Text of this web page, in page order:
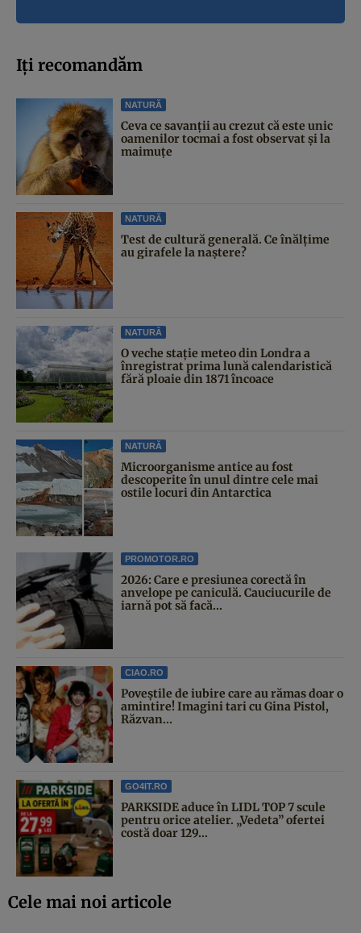
Iți recomandăm
NATURĂ
Ceva ce savanții au crezut că este unic
oamenilor tocmai a fost observat și la
maimuțe
NATURĂ
Test de cultură generală. Ce înălțime
au girafele la naștere?
NATURĂ
O veche stație meteo din Londra a
înregistrat prima lună calendaristică
fără ploaie din 1871 încoace
NATURĂ
Microorganisme antice au fost
descoperite în unul dintre cele mai
ostile locuri din Antarctica
PROMOTOR.RO
2026: Care e presiunea corectă în
anvelope pe caniculă. Cauciucurile de
iarnă pot să facă...
CIAO.RO
Poveştile de iubire care au rămas doar o
amintire! Imagini tari cu Gina Pistol,
Răzvan...
GO4IT.RO
PARKSIDE aduce în LIDL TOP 7 scule
pentru orice atelier. „Vedeta” ofertei
costă doar 129...
Cele mai noi articole